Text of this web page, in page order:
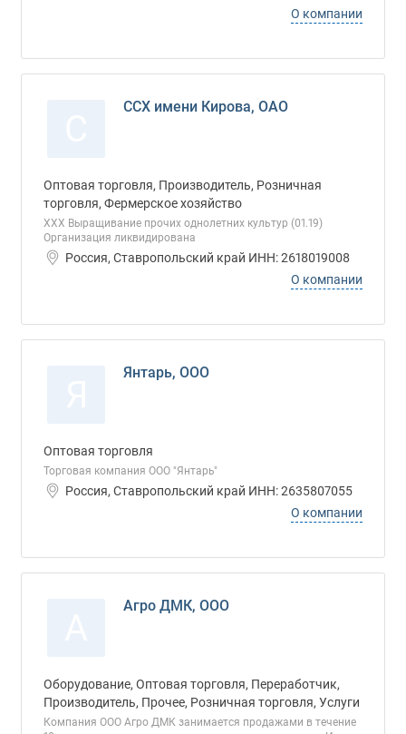
О компании
ССХ имени Кирова, ОАО
Оптовая торговля, Производитель, Розничная
торговля, Фермерское хозяйство
ХХХ Выращивание прочих однолетних культур (01.19)
Организация ликвидирована
Россия, Ставропольский край ИНН: 2618019008
О компании
Янтарь, ООО
Оптовая торговля
Торговая компания ООО "Янтарь"
Россия, Ставропольский край ИНН: 2635807055
О компании
Агро ДМК, ООО
Оборудование, Оптовая торговля, Переработчик,
Производитель, Прочее, Розничная торговля, Услуги
Компания ООО Агро ДМК занимается продажами в течение